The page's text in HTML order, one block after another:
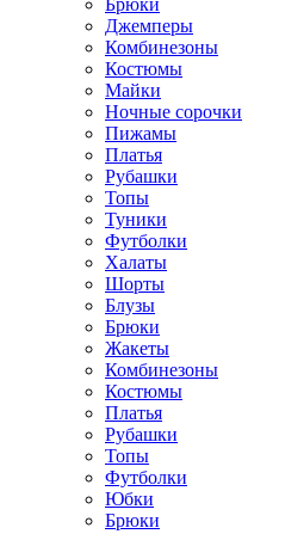
Джемперы
Комбинезоны
Костюмы
Майки
Ночные сорочки
Пижамы
Платья
Рубашки
Топы
Туники
Футболки
Халаты
Шорты
Блузы
Брюки
Жакеты
Комбинезоны
Костюмы
Платья
Рубашки
Топы
Футболки
Юбки
Брюки